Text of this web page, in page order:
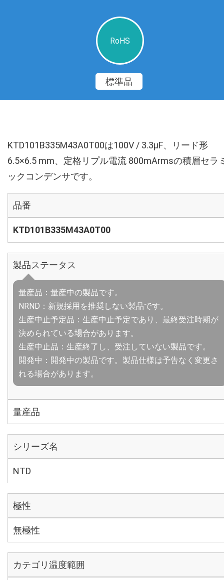
RoHS
標準品
KTD101B335M43A0T00は100V / 3.3µF、リード形
6.5×6.5 mm、定格リプル電流 800mArmsの積層セラ
ックコンデンサです。
品番
KTD101B335M43A0T00
製品ステータス
量産品：量産中の製品です。
NRND：新規採用を推奨しない製品です。
生産中止予定品：生産中止予定であり、最終受注時期が
決められている場合があります。
生産中止品：生産終了し、受注していない製品です。
開発中：開発中の製品です。製品仕様は予告なく変更さ
れる場合があります。
量産品
シリーズ名
NTD
極性
無極性
カテゴリ温度範囲